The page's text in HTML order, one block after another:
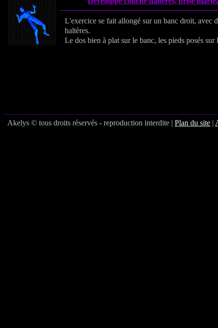
L'exercice se fait allongé sur un banc droit, avec
haltères.
Le dos bien à plat sur le banc, les pieds posés sur
Akelys © tous droits réservés - reproduction interdite | Plan du site |